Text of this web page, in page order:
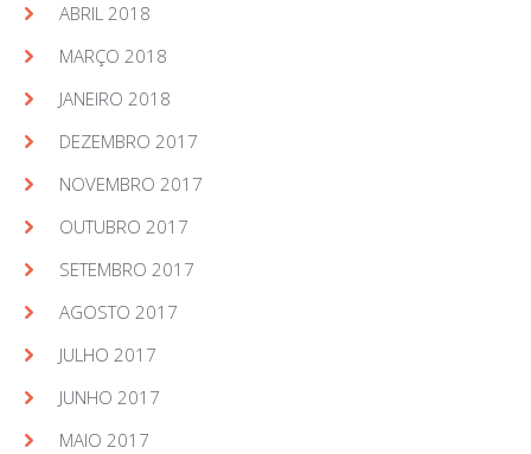
ABRIL 2018
MARÇO 2018
JANEIRO 2018
DEZEMBRO 2017
NOVEMBRO 2017
OUTUBRO 2017
SETEMBRO 2017
AGOSTO 2017
JULHO 2017
JUNHO 2017
MAIO 2017